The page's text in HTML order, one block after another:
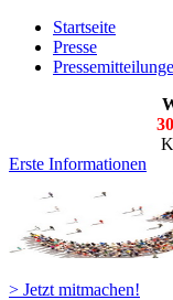
Startseite
Presse
Erste Informationen
> Jetzt mitmachen!